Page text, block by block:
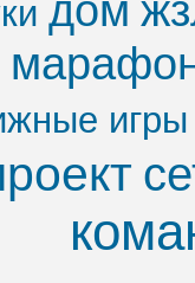
дом
игры